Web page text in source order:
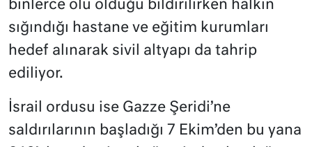
binlerce ölü olduğu bildirilirken halkın
sığındığı hastane ve eğitim kurumları
hedef alınarak sivil altyapı da tahrip
ediliyor.
İsrail ordusu ise Gazze Şeridi’ne
saldırılarının başladığı 7 Ekim’den bu yana